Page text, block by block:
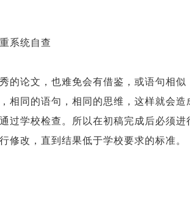
系统自查
的论文，也难免会有借鉴，或语句相
相同的语句，相同的思维，这样就会
过学校检查。所以在初稿完成后必须
修改，直到结果低于学校要求的标准。